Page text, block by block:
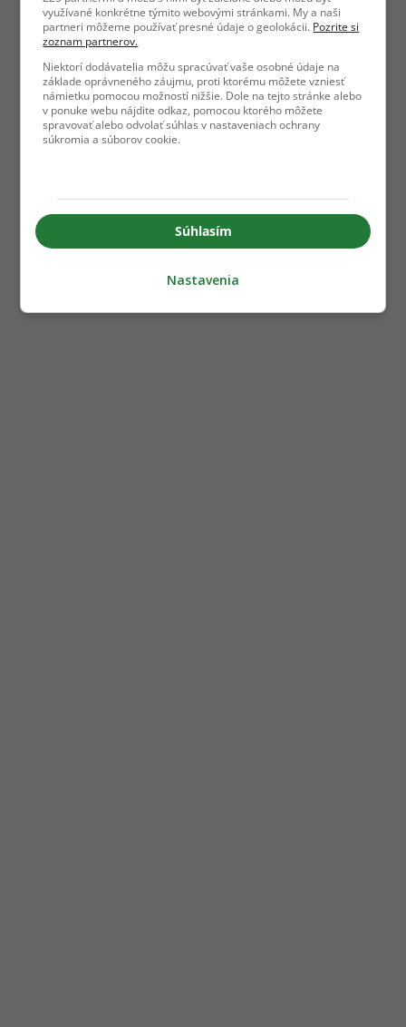
využívané konkrétne týmito webovými stránkami. My a naši
partneri môžeme používať presné údaje o geolokácii. Pozrite si
zoznam partnerov.
Niektorí dodávatelia môžu spracúvať vaše osobné údaje na
základe oprávneného záujmu, proti ktorému môžete vzniesť
námietku pomocou možností nižšie. Dole na tejto stránke alebo
v ponuke webu nájdite odkaz, pomocou ktorého môžete
spravovať alebo odvolať súhlas v nastaveniach ochrany
súkromia a súborov cookie.
Súhlasím
Nastavenia